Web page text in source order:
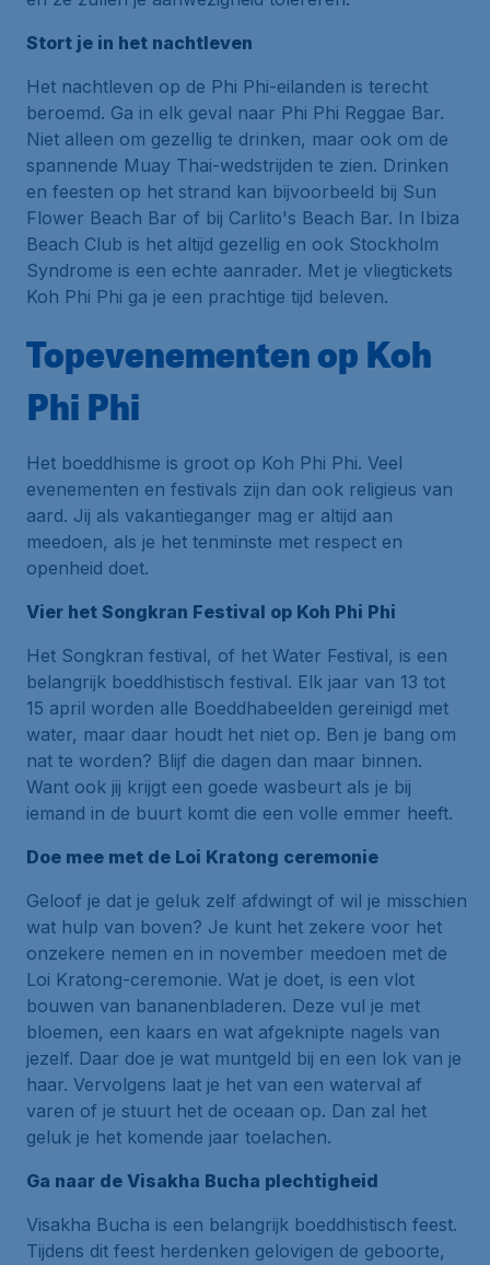
Stort je in het nachtleven
Het nachtleven op de Phi Phi-eilanden is terecht
beroemd. Ga in elk geval naar Phi Phi Reggae Bar.
Niet alleen om gezellig te drinken, maar ook om de
spannende Muay Thai-wedstrijden te zien. Drinken
en feesten op het strand kan bijvoorbeeld bij Sun
Flower Beach Bar of bij Carlito's Beach Bar. In Ibiza
Beach Club is het altijd gezellig en ook Stockholm
Syndrome is een echte aanrader. Met je vliegtickets
Koh Phi Phi ga je een prachtige tijd beleven.
Topevenementen op Koh
Phi Phi
Het boeddhisme is groot op Koh Phi Phi. Veel
evenementen en festivals zijn dan ook religieus van
aard. Jij als vakantieganger mag er altijd aan
meedoen, als je het tenminste met respect en
openheid doet.
Vier het Songkran Festival op Koh Phi Phi
Het Songkran festival, of het Water Festival, is een
belangrijk boeddhistisch festival. Elk jaar van 13 tot
15 april worden alle Boeddhabeelden gereinigd met
water, maar daar houdt het niet op. Ben je bang om
nat te worden? Blijf die dagen dan maar binnen.
Want ook jij krijgt een goede wasbeurt als je bij
iemand in de buurt komt die een volle emmer heeft.
Doe mee met de Loi Kratong ceremonie
Geloof je dat je geluk zelf afdwingt of wil je misschien
wat hulp van boven? Je kunt het zekere voor het
onzekere nemen en in november meedoen met de
Loi Kratong-ceremonie. Wat je doet, is een vlot
bouwen van bananenbladeren. Deze vul je met
bloemen, een kaars en wat afgeknipte nagels van
jezelf. Daar doe je wat muntgeld bij en een lok van je
haar. Vervolgens laat je het van een waterval af
varen of je stuurt het de oceaan op. Dan zal het
geluk je het komende jaar toelachen.
Ga naar de Visakha Bucha plechtigheid
Visakha Bucha is een belangrijk boeddhistisch feest.
Tijdens dit feest herdenken gelovigen de geboorte,